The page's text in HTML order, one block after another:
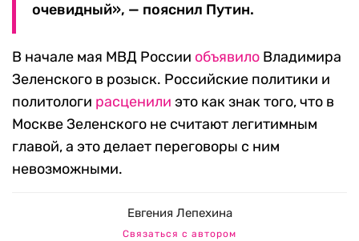
очевидный», — пояснил Путин.
В начале мая МВД России объявило Владимира
Зеленского в розыск. Российские политики и
политологи расценили это как знак того, что в
Москве Зеленского не считают легитимным
главой, а это делает переговоры с ним
невозможными.
Евгения Лепехина
Связаться с автором